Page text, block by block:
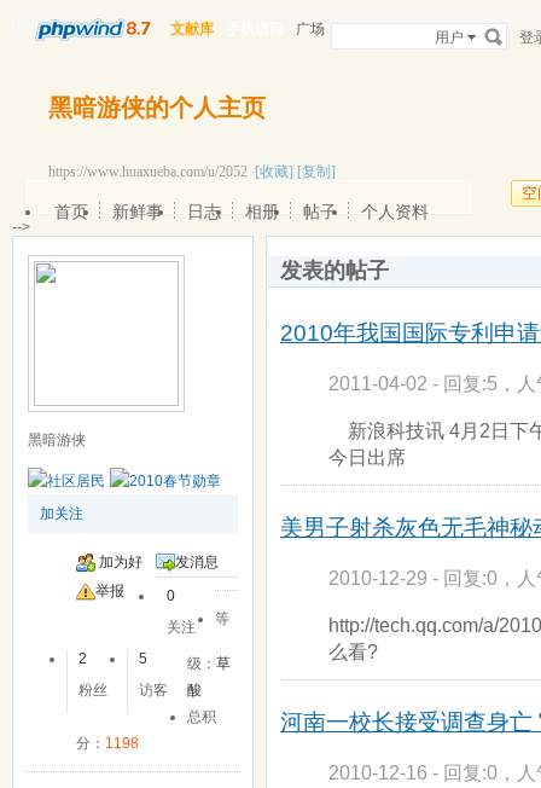
文献库 广场 用户 登
黑暗游侠的个人主页
https://www.huaxueba.com/u/2052 [收藏] [复制]
空
首页 新鲜事 日志 相册 帖子 个人资料
-->
黑暗游侠
加关注
加为好
友
发消息
举报
0
关注
2
粉丝
5
访客
等
级：草
酸
总积
分： 1198
发表的帖子
2010年我国国际专利申
2011-04-02 - 回复:5，
新浪科技讯 4月2日下
今日出席
美男子射杀灰色无毛神
2010-12-29 - 回复:0，
http://tech.qq.com/a/
么看?
河南一校长接受调查身
2010-12-16 - 回复:0，